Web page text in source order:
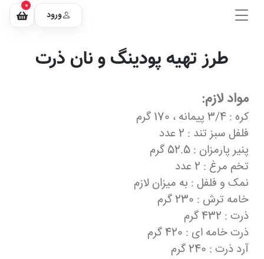
ورود
0
طرز تهیه پودینگ و نان ذرت
مواد لازم:
کره : 3/4 پیمانه ، 170 گرم
فلفل سبز تند : 2 عدد
پنیر پارمزان : 52.5 گرم
تخم مرغ : 2 عدد
نمک و فلفل : به میزان لازم
خامه ترش : 230 گرم
ذرت : 432 گرم
ذرت خامه ای : 420 گرم
آرد ذرت : 240 گرم